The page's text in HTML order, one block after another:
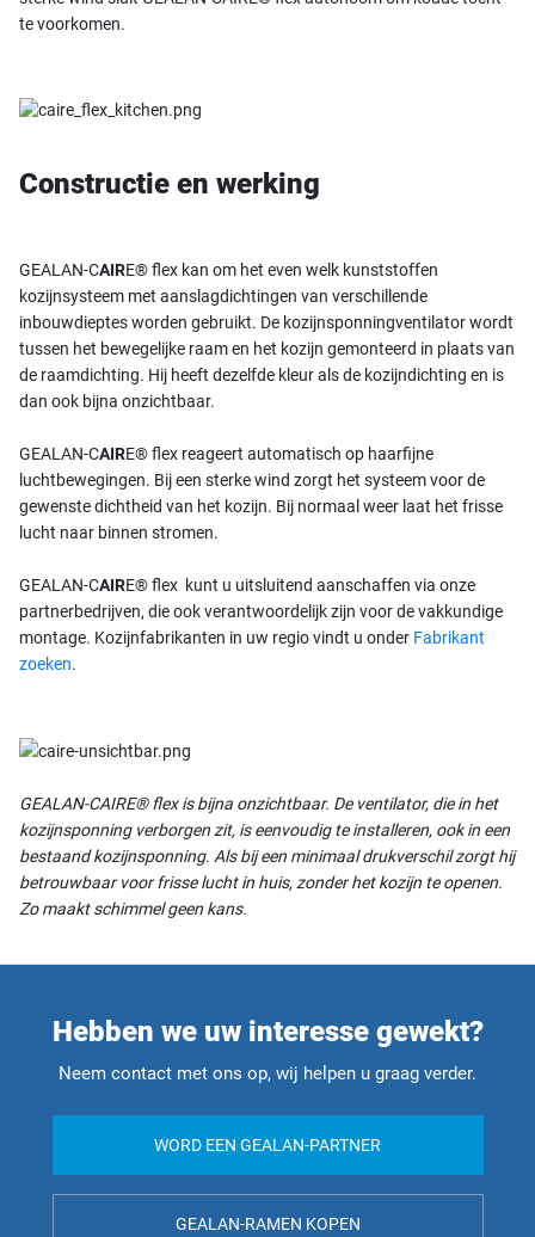
te voorkomen.
Constructie en werking
GEALAN-CAIRE® flex kan om het even welk kunststoffen
kozijnsysteem met aanslagdichtingen van verschillende
inbouwdieptes worden gebruikt. De kozijnsponningventilator wordt
tussen het bewegelijke raam en het kozijn gemonteerd in plaats van
de raamdichting. Hij heeft dezelfde kleur als de kozijndichting en is
dan ook bijna onzichtbaar.
GEALAN-CAIRE® flex reageert automatisch op haarfijne
luchtbewegingen. Bij een sterke wind zorgt het systeem voor de
gewenste dichtheid van het kozijn. Bij normaal weer laat het frisse
lucht naar binnen stromen.
GEALAN-CAIRE® flex kunt u uitsluitend aanschaffen via onze
partnerbedrijven, die ook verantwoordelijk zijn voor de vakkundige
montage. Kozijnfabrikanten in uw regio vindt u onder Fabrikant
zoeken.
GEALAN-CAIRE® flex is bijna onzichtbaar. De ventilator, die in het
kozijnsponning verborgen zit, is eenvoudig te installeren, ook in een
bestaand kozijnsponning. Als bij een minimaal drukverschil zorgt hij
betrouwbaar voor frisse lucht in huis, zonder het kozijn te openen.
Zo maakt schimmel geen kans.
Hebben we uw interesse gewekt?
Neem contact met ons op, wij helpen u graag verder.
WORD EEN GEALAN-PARTNER
GEALAN-RAMEN KOPEN